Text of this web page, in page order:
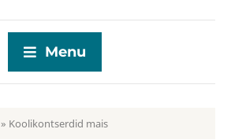
Menu
» Koolikontserdid mais